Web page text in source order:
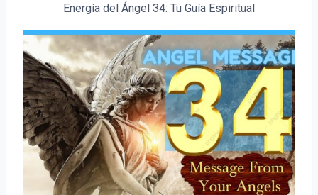
Energía del Ángel 34: Tu Guía Espiritual